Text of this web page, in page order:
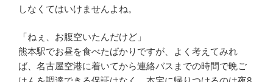
しなくてはいけませんよね。
「ねぇ、お腹空いたんだけど」
熊本駅でお昼を食べたばかりですが、よく考えてみれ
ば、名古屋空港に着いてから連絡バスまでの時間で晩ご